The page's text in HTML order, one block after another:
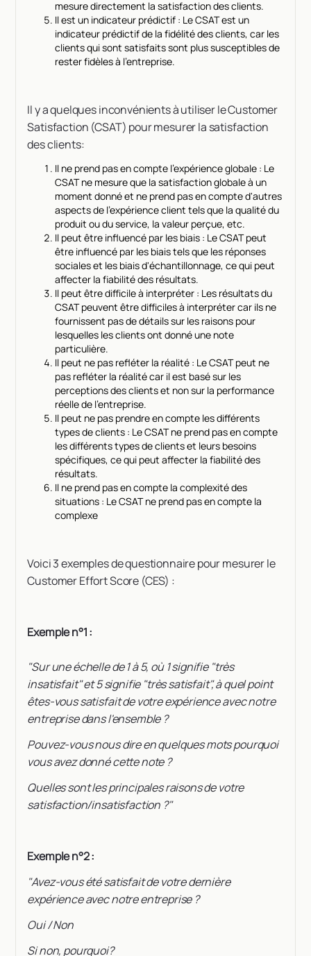
mesure directement la satisfaction des clients.
Il est un indicateur prédictif : Le CSAT est un
indicateur prédictif de la fidélité des clients, car les
clients qui sont satisfaits sont plus susceptibles de
rester fidèles à l'entreprise.
Il y a quelques inconvénients à utiliser le Customer
Satisfaction (CSAT) pour mesurer la satisfaction
des clients:
Il ne prend pas en compte l'expérience globale : Le
CSAT ne mesure que la satisfaction globale à un
moment donné et ne prend pas en compte d'autres
aspects de l'expérience client tels que la qualité du
produit ou du service, la valeur perçue, etc.
Il peut être influencé par les biais : Le CSAT peut
être influencé par les biais tels que les réponses
sociales et les biais d'échantillonnage, ce qui peut
affecter la fiabilité des résultats.
Il peut être difficile à interpréter : Les résultats du
CSAT peuvent être difficiles à interpréter car ils ne
fournissent pas de détails sur les raisons pour
lesquelles les clients ont donné une note
particulière.
Il peut ne pas refléter la réalité : Le CSAT peut ne
pas refléter la réalité car il est basé sur les
perceptions des clients et non sur la performance
réelle de l'entreprise.
Il peut ne pas prendre en compte les différents
types de clients : Le CSAT ne prend pas en compte
les différents types de clients et leurs besoins
spécifiques, ce qui peut affecter la fiabilité des
résultats.
Il ne prend pas en compte la complexité des
situations : Le CSAT ne prend pas en compte la
complexe
Voici 3 exemples de questionnaire pour mesurer le
Customer Effort Score (CES) :
Exemple n°1 :
"Sur une échelle de 1 à 5, où 1 signifie "très
insatisfait" et 5 signifie "très satisfait", à quel point
êtes-vous satisfait de votre expérience avec notre
entreprise dans l'ensemble ?
Pouvez-vous nous dire en quelques mots pourquoi
vous avez donné cette note ?
Quelles sont les principales raisons de votre
satisfaction/insatisfaction ?"
Exemple n°2 :
"Avez-vous été satisfait de votre dernière
expérience avec notre entreprise ?
Oui / Non
Si non, pourquoi?